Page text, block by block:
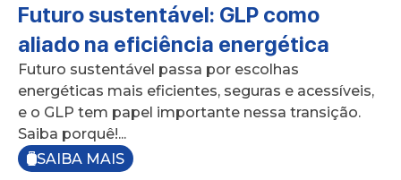
Futuro sustentável: GLP como
aliado na eficiência energética
Futuro sustentável passa por escolhas
energéticas mais eficientes, seguras e acessíveis,
e o GLP tem papel importante nessa transição.
Saiba porquê!...
SAIBA MAIS